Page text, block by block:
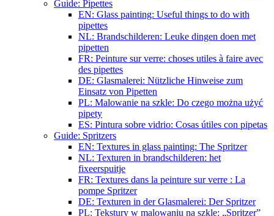
Guide: Pipettes
EN: Glass painting: Useful things to do with
pipettes
NL: Brandschilderen: Leuke dingen doen met
pipetten
FR: Peinture sur verre: choses utiles à faire avec
des pipettes
DE: Glasmalerei: Nützliche Hinweise zum
Einsatz von Pipetten
PL: Malowanie na szkle: Do czego można użyć
pipety
ES: Pintura sobre vidrio: Cosas útiles con pipetas
Guide: Spritzers
EN: Textures in glass painting: The Spritzer
NL: Texturen in brandschilderen: het
fixeerspuitje
FR: Textures dans la peinture sur verre : La
pompe Spritzer
DE: Texturen in der Glasmalerei: Der Spritzer
PL: Tekstury w malowaniu na szkle: „Spritzer”